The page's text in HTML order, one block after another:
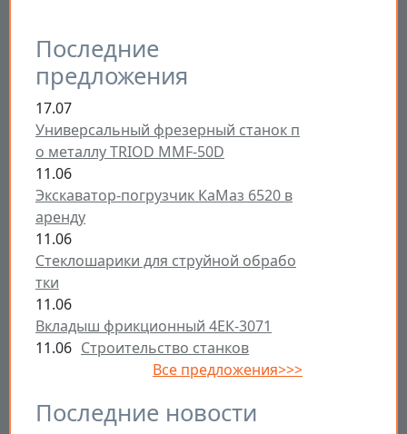
Последние
предложения
17.07
Универсальный фрезерный станок п
о металлу TRIOD MMF-50D
11.06
Экскаватор-погрузчик КаМаз 6520 в
аренду
11.06
Стеклошарики для струйной обрабо
тки
11.06
Вкладыш фрикционный 4ЕК-3071
11.06 Строительство станков
Все предложения>>>
Последние новости